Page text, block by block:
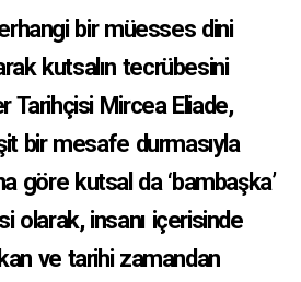
bir müesses dini
kutsalın tecrübesini
Tarihçisi Mircea Eliade,
bir mesafe durmasıyla
göre kutsal da ‘bambaşka’
olarak, insanı içerisinde
ve tarihi zamandan